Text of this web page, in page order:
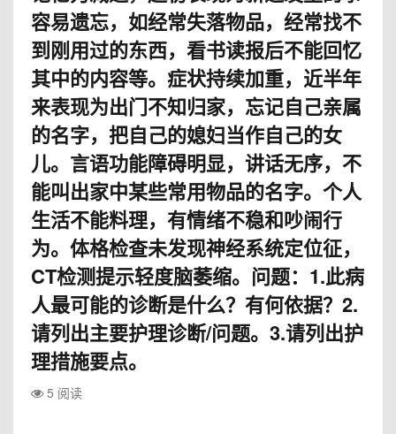
容易遗忘，如经常失落物品，经常找不
到刚用过的东西，看书读报后不能回忆
其中的内容等。症状持续加重，近半年
来表现为出门不知归家，忘记自己亲属
的名字，把自己的媳妇当作自己的女
儿。言语功能障碍明显，讲话无序，不
能叫出家中某些常用物品的名字。个人
生活不能料理，有情绪不稳和吵闹行
为。体格检查未发现神经系统定位征，
CT检测提示轻度脑萎缩。问题：1.此病
人最可能的诊断是什么？有何依据？2.
请列出主要护理诊断/问题。3.请列出护
理措施要点。
5 阅读